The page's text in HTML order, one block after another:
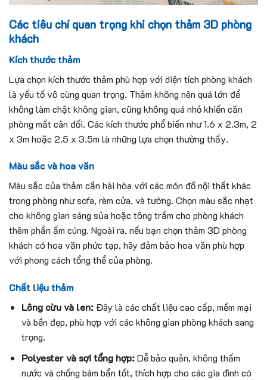
Các tiêu chí quan trọng khi chọn thảm 3D phòng
khách
Kích thước thảm
Lựa chọn kích thước thảm phù hợp với diện tích phòng khách
là yếu tố vô cùng quan trọng. Thảm không nên quá lớn để
không làm chật không gian, cũng không quá nhỏ khiến căn
phòng mất cân đối. Các kích thước phổ biến như 1.6 x 2.3m, 2
x 3m hoặc 2.5 x 3.5m là những lựa chọn thường thấy.
Màu sắc và hoa văn
Màu sắc của thảm cần hài hòa với các món đồ nội thất khác
trong phòng như sofa, rèm cửa, và tường. Chọn màu sắc nhạt
cho không gian sáng sủa hoặc tông trầm cho phòng khách
thêm phần ấm cúng. Ngoài ra, nếu bạn chọn thảm 3D phòng
khách có hoa văn phức tạp, hãy đảm bảo hoa văn phù hợp
với phong cách tổng thể của phòng.
Chất liệu thảm
Lông cừu và len:Đây là các chất liệu cao cấp, mềm mại
và bền đẹp, phù hợp với các không gian phòng khách sang
trọng.
Polyester và sợi tổng hợp:Dễ bảo quản, không thấm
nước và chống bám bẩn tốt, thích hợp cho các gia đình có